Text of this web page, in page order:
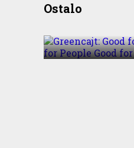
OstaloBusiness